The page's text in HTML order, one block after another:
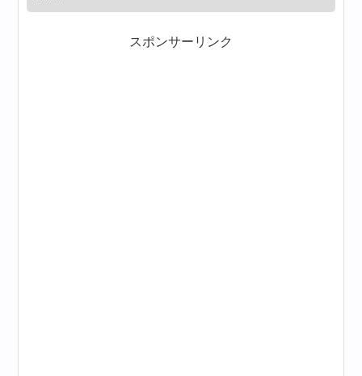
スポンサーリンク